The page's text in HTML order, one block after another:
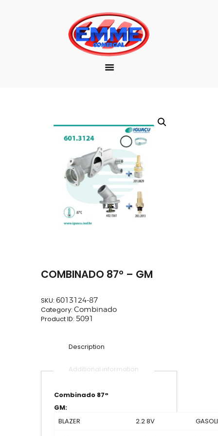
EMPRESA
MARCAS
PRODUTOS
COMBINADO 87° – GM
SKU: 6013124-87
Category: Combinado
Product ID: 5091
Description
Additional information
Combinado 87°
GM:
BLAZER
2.2 8V